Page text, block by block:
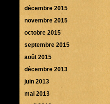
décembre 2015
novembre 2015
octobre 2015
septembre 2015
août 2015
décembre 2013
juin 2013
mai 2013